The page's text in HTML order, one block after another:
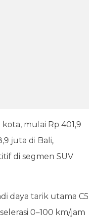
mulai Rp 401,9
juta di Bali,
di segmen SUV
daya tarik utama C5
0–100 km/jam